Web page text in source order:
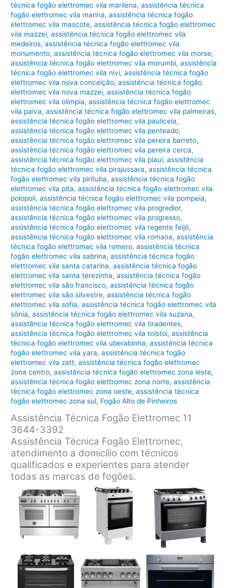
técnica fogão elettromec vila marilena,assistência técnica
fogão elettromec vila marina,assistência técnica fogão
elettromec vila mascote,assistência técnica fogão elettromec
vila mazzei,assistência técnica fogão elettromec vila
medeiros,assistência técnica fogão elettromec vila
monumento,assistência técnica fogão elettromec vila morse,
assistência técnica fogão elettromec vila morumbi,assistência
técnica fogão elettromec vila nivi,assistência técnica fogão
elettromec vila nova conceição,assistência técnica fogão
elettromec vila nova mazzei,assistência técnica fogão
elettromec vila olímpia,assistência técnica fogão elettromec
vila paiva,assistência técnica fogão elettromec vila palmeiras,
assistência técnica fogão elettromec vila pauliceia,
assistência técnica fogão elettromec vila penteado,
assistência técnica fogão elettromec vila pereira barreto,
assistência técnica fogão elettromec vila pereira cerca,
assistência técnica fogão elettromec vila piauí,assistência
técnica fogão elettromec vila pirajussara,assistência técnica
fogão elettromec vila pirituba,assistência técnica fogão
elettromec vila pita,assistência técnica fogão elettromec vila
polopoli,assistência técnica fogão elettromec vila pompeia,
assistência técnica fogão elettromec vila progredior,
assistência técnica fogão elettromec vila progresso,
assistência técnica fogão elettromec vila regente feijó,
assistência técnica fogão elettromec vila romana,assistência
técnica fogão elettromec vila romero,assistência técnica
fogão elettromec vila sabrina,assistência técnica fogão
elettromec vila santa catarina,assistência técnica fogão
elettromec vila santa terezinha,assistência técnica fogão
elettromec vila são francisco,assistência técnica fogão
elettromec vila são silvestre,assistência técnica fogão
elettromec vila sofia,assistência técnica fogão elettromec vila
sônia,assistência técnica fogão elettromec vila suzana,
assistência técnica fogão elettromec vila tiradentes,
assistência técnica fogão elettromec vila tolstoi,assistência
técnica fogão elettromec vila uberabinha,assistência técnica
fogão elettromec vila yara,assistência técnica fogão
elettromec vila zatt,assistência técnica fogão elettromec
zona centro,assistência técnica fogão elettromec zona leste,
assistência técnica fogão elettromec zona norte,assistência
técnica fogão elettromec zona oeste,assistência técnica
fogão elettromec zona sul, Fogão Alto de Pinheiros
Assistência Técnica Fogão Elettromec 11
3644-3392
Assistência Técnica Fogão Elettromec,
atendimento a domicílio com técnicos
qualificados e experientes para atender
todas as marcas de fogões.